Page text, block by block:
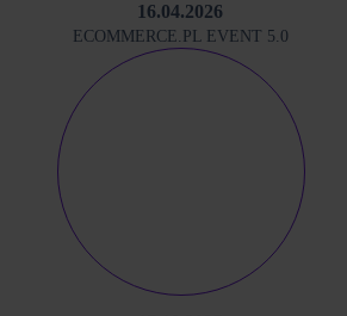
16.04.2026
ECOMMERCE.PL EVENT 5.0